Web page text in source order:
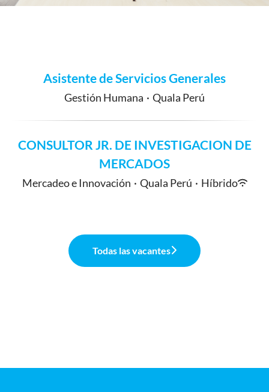
Asistente de Servicios Generales
Gestión Humana · Quala Perú
CONSULTOR JR. DE INVESTIGACION DE
MERCADOS
Mercadeo e Innovación · Quala Perú · Híbrido
Todas las vacantes